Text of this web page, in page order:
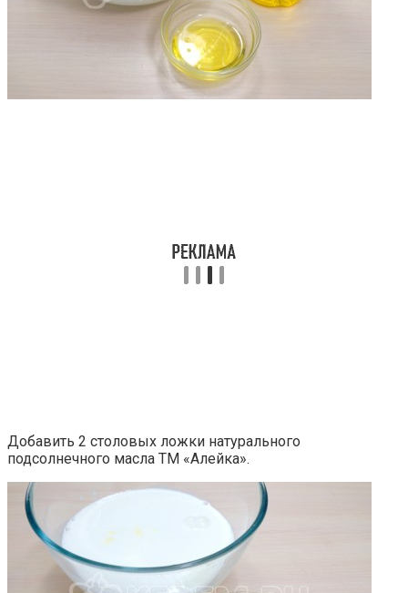
Добавить 2 столовых ложки натурального
подсолнечного масла ТМ «Алейка».